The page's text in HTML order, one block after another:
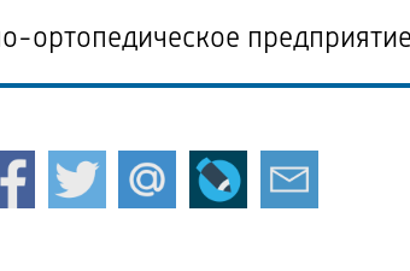
ортопедическое